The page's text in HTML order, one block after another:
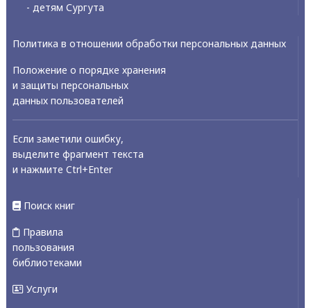
- детям Сургута
Политика в отношении обработки персональных данных
Положение о порядке хранения
и защиты персональных
данных пользователей
Если заметили ошибку,
выделите фрагмент текста
и нажмите Ctrl+Enter
Поиск книг
Правила
пользования
библиотеками
Услуги